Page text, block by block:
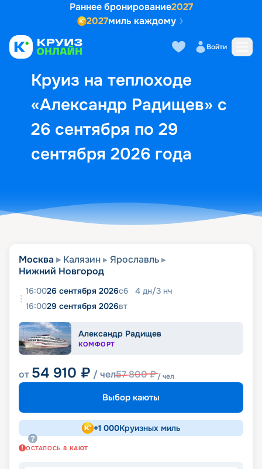
Раннее бронирование2027
2027миль каждому
Войти
Круиз на теплоходе
«Александр Радищев» с
26 сентября по 29
сентября 2026 года
Выбор кают Маршрут и
Москва Калязин
Ярославль
Нижний Новгород
16:0026 сентября 2026сб 4 дн/3 нч
16:0029 сентября 2026вт
Александр Радищев
КОМФОРТ
от 54 910 ₽ / чел57 800₽/ чел
Выбор каюты
+1 000Круизных миль
ОСТАЛОСЬ 8 КАЮТ